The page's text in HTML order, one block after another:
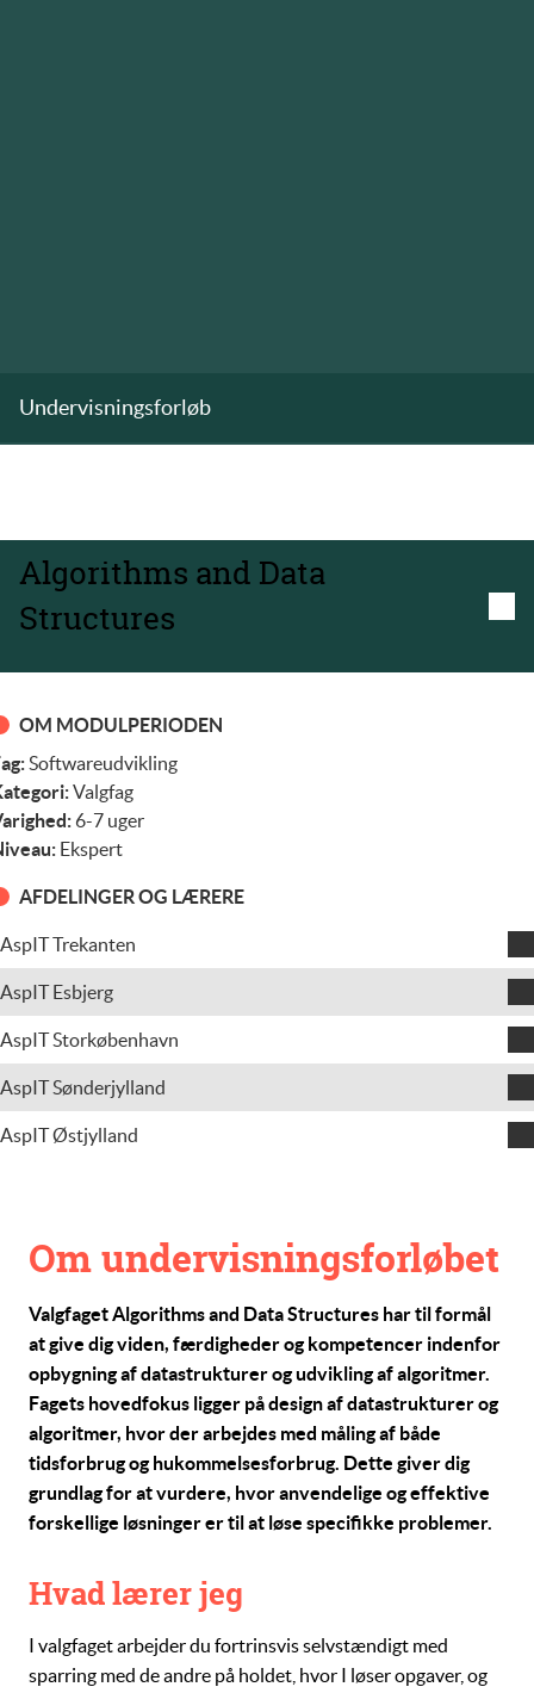
Undervisningsforløb
Om undervisningsforløbet
ValgfagetAlgorithms and Data Structures har til formål
at give dig viden, færdigheder og kompetencer indenfor
opbygning af datastrukturer og udvikling af algoritmer.
Fagets hovedfokus ligger på design af datastrukturer og
algoritmer, hvor der arbejdes med måling af både
tidsforbrug og hukommelsesforbrug. Dette giver dig
grundlag for at vurdere, hvor anvendelige og effektive
forskellige løsninger er til at løse specifikke problemer.
Hvad lærer jeg
I valgfaget arbejder du fortrinsvis selvstændigt med
sparring med de andre på holdet, hvor I løser opgaver, og
Algorithms and Data
Structures
OM MODULPERIODEN
Softwareudvikling
Valgfag
6-7 uger
Ekspert
AFDELINGER OG LÆRERE
AspIT Trekanten
Mads Mikkel Rasmussen
AspIT Esbjerg
Teodora Mihaela Grindeanu
AspIT Storkøbenhavn
Uli Scheuss
AspIT Sønderjylland
Jens Clausen
AspIT Østjylland